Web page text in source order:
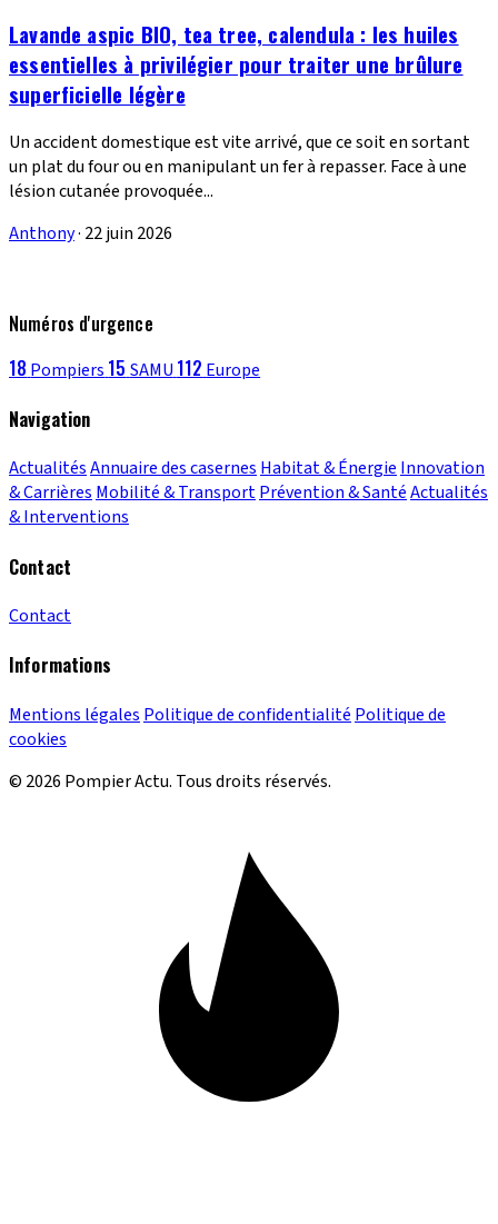
Lavande aspic BIO, tea tree, calendula : les huiles
essentielles à privilégier pour traiter une brûlure
superficielle légère
Un accident domestique est vite arrivé, que ce soit en sortant
un plat du four ou en manipulant un fer à repasser. Face à une
lésion cutanée provoquée...
Anthony· 22 juin 2026
Numéros d'urgence
18 Pompiers 15 SAMU 112 Europe
Navigation
ActualitésAnnuaire des casernesHabitat & ÉnergieInnovation
& CarrièresMobilité & TransportPrévention & SantéActualités
& Interventions
Contact
Contact
Informations
Mentions légales Politique de confidentialité Politique de
cookies
© 2026 Pompier Actu. Tous droits réservés.